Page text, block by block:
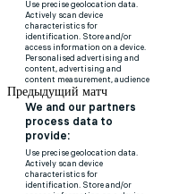
Предыдущий матч